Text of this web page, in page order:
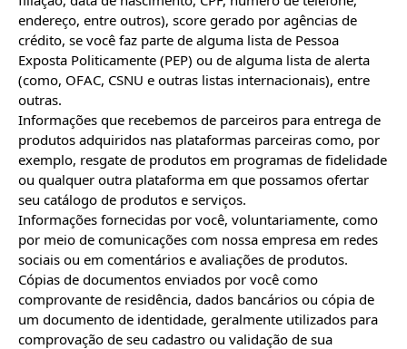
endereço, entre outros), score gerado por agências de
crédito, se você faz parte de alguma lista de Pessoa
Exposta Politicamente (PEP) ou de alguma lista de alerta
(como, OFAC, CSNU e outras listas internacionais), entre
outras.
Informações que recebemos de parceiros para entrega de
produtos adquiridos nas plataformas parceiras como, por
exemplo, resgate de produtos em programas de fidelidade
ou qualquer outra plataforma em que possamos ofertar
seu catálogo de produtos e serviços.
Informações fornecidas por você, voluntariamente, como
por meio de comunicações com nossa empresa em redes
sociais ou em comentários e avaliações de produtos.
Cópias de documentos enviados por você como
comprovante de residência, dados bancários ou cópia de
um documento de identidade, geralmente utilizados para
comprovação de seu cadastro ou validação de sua